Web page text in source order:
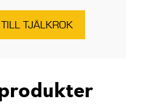
TJÄLKROK